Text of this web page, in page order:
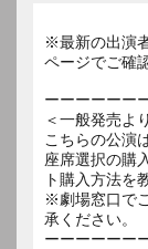
※最新の出演
ページでご確
ーーーーーー
＜一般発売よ
こちらの公演
座席選択の購
ト購入方法を
※劇場窓口で
承ください。
ーーーーーー